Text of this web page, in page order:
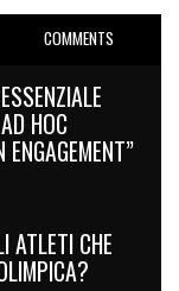
COMMENTS
HOC
ATLETI CHE